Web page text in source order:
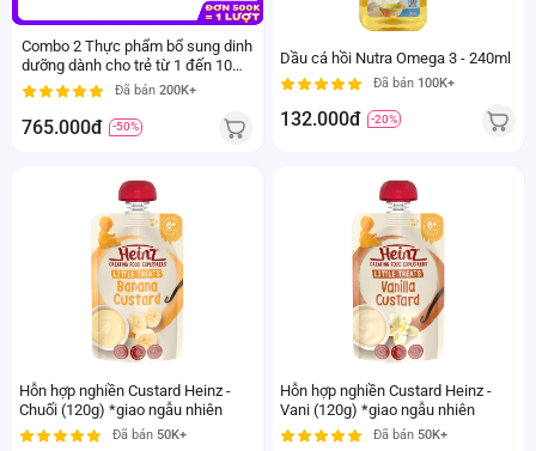
Combo 2 Thực phẩm bổ sung dinh
dưỡng dành cho trẻ từ 1 đến 10
tuổi Kid Essentials Nutritionally
Complete vị vani
Đã bán 200K+
765.000đ -50%
Dầu cá hồi Nutra Omega 3 - 240ml
Đã bán 100K+
132.000đ -20%
Hỗn hợp nghiền Custard Heinz -
Chuối (120g) *giao ngẫu nhiên
Đã bán 50K+
Hỗn hợp nghiền Custard Heinz -
Vani (120g) *giao ngẫu nhiên
Đã bán 50K+